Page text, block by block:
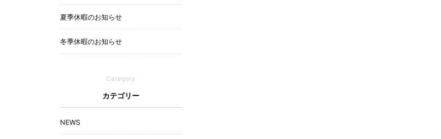
夏季休暇のお知らせ
冬季休暇のお知らせ
Category
カテゴリー
NEWS